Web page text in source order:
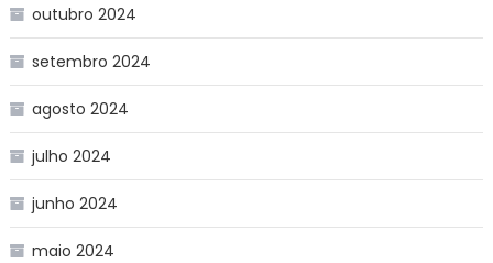
outubro 2024
setembro 2024
agosto 2024
julho 2024
junho 2024
maio 2024